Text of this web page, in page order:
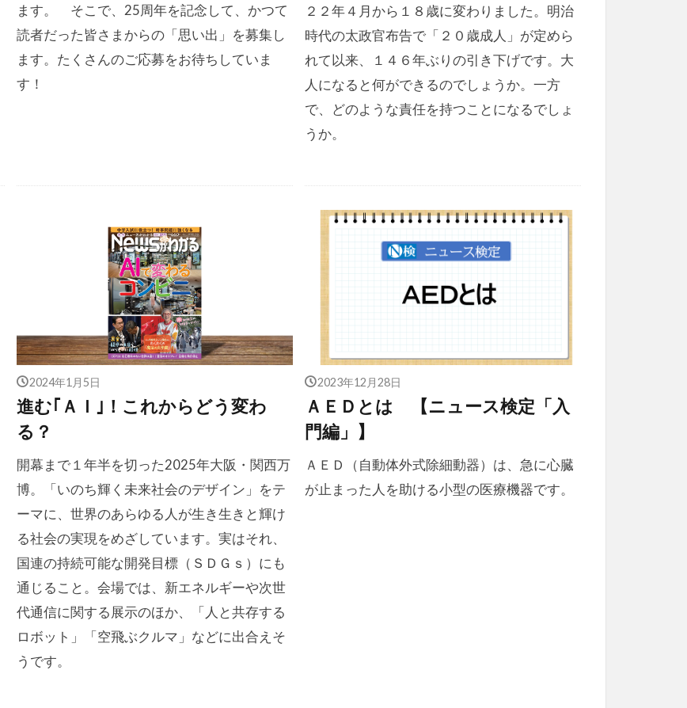
ます。 そこで、25周年を記念して、かつて
読者だった皆さまからの「思い出」を募集し
ます。たくさんのご応募をお待ちしていま
す！
２２年４月から１８歳に変わりました。明治
時代の太政官布告で「２０歳成人」が定めら
れて以来、１４６年ぶりの引き下げです。大
人になると何ができるのでしょうか。一方
で、どのような責任を持つことになるでしょ
うか。
2024年1月5日
進む｢ＡＩ｣！これからどう変わ
る？
開幕まで１年半を切った2025年大阪・関西万
博。「いのち輝く未来社会のデザイン」をテ
ーマに、世界のあらゆる人が生き生きと輝け
る社会の実現をめざしています。実はそれ、
国連の持続可能な開発目標（ＳＤＧｓ）にも
通じること。会場では、新エネルギーや次世
代通信に関する展示のほか、「人と共存する
ロボット」「空飛ぶクルマ」などに出合えそ
うです。
2023年12月28日
ＡＥＤとは 【ニュース検定「入
門編」】
ＡＥＤ（自動体外式除細動器）は、急に心臓
が止まった人を助ける小型の医療機器です。